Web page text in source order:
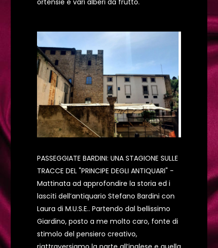
ortensie e vari alberi da frutto.
PASSEGGIATE BARDINI: UNA STAGIONE SULLE
TRACCE DEL "PRINCIPE DEGLI ANTIQUARI" -
Mattinata ad approfondire la storia ed i
lasciti dell’antiquario Stefano Bardini con
Laura di M.U.S.E.. Partendo dal bellissimo
Giardino, posto a me molto caro, fonte di
stimolo del pensiero creativo,